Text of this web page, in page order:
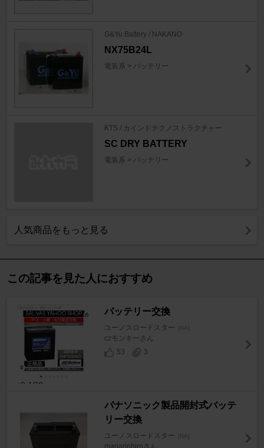
G&Yu Battery / NAKANO
NX75B24L
電装系 > バッテリー
KTS / カインドテクノストラクチャー
SC DRY BATTERY
電装系 > バッテリー
人気商品をもっと見る
この記事を見た人におすすめ
バッテリー交換
ユーノスロードスター [NA]
czモンキーさん
53
3
パナソニック製品開封式バッテ
リー交換
ユーノスロードスター [NA]